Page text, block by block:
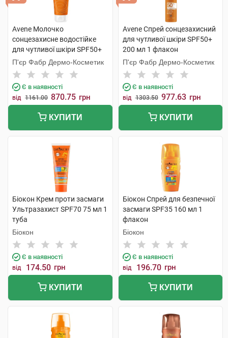
Avene Молочко
сонцезахисне водостійке
для чутливої шкіри SPF50+
100 мл 1 туба
П'єр Фабр Дермо-Косметик
Є в наявності
від 1161.00 870.75 грн
КУПИТИ
Avene Спрей сонцезахисний
для чутливої шкіри SPF50+
200 мл 1 флакон
П'єр Фабр Дермо-Косметик
Є в наявності
від 1303.50 977.63 грн
КУПИТИ
Біокон Крем проти засмаги
Ультразахист SPF70 75 мл 1
туба
Біокон
Є в наявності
від 174.50 грн
КУПИТИ
Біокон Спрей для безпечної
засмаги SPF35 160 мл 1
флакон
Біокон
Є в наявності
від 196.70 грн
КУПИТИ